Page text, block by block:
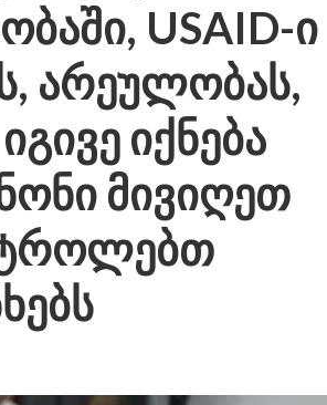
USAID-ი
არეულობას,
იქნება
მივიღეთ